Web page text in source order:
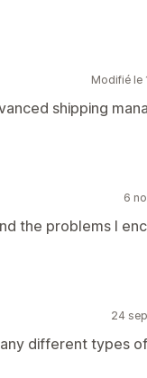
Modifié le
shipping
6
the problems I
24
different types of